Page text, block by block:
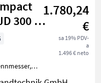
300 er
1.780,24
€
sa 19% PDV-
a
1.496 € neto